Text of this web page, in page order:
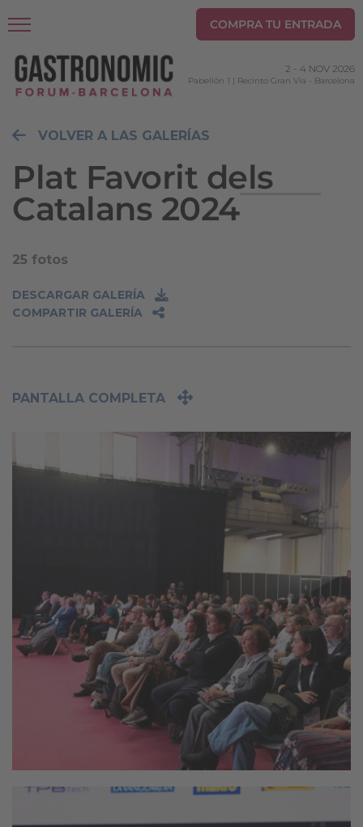
COMPRA TU ENTRADA
2 - 4 NOV 2026
Pabellón 1 | Recinto Gran Via - Barcelona
VOLVER A LAS GALERÍAS
Plat Favorit dels
Catalans 2024
25 fotos
DESCARGAR GALERÍA
COMPARTIR GALERÍA
PANTALLA COMPLETA